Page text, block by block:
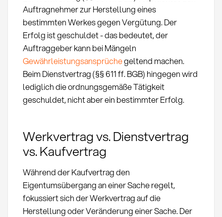
Auftragnehmer zur Herstellung eines
bestimmten Werkes gegen Vergütung. Der
Erfolg ist geschuldet - das bedeutet, der
Auftraggeber kann bei Mängeln
Gewährleistungsansprüchegeltend machen.
Beim Dienstvertrag (§§ 611 ff. BGB) hingegen wird
lediglich die ordnungsgemäße Tätigkeit
geschuldet, nicht aber ein bestimmter Erfolg.
Werkvertrag vs. Dienstvertrag
vs. Kaufvertrag
Während der Kaufvertrag den
Eigentumsübergang an einer Sache regelt,
fokussiert sich der Werkvertrag auf die
Herstellung oder Veränderung einer Sache. Der